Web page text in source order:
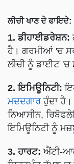
ਲੀਚੀ ਖਾਣ ਦੇ ਫਾਇਦੇ:
1. ਡੀਹਾਈਡਰੇਸ਼ਨ:
ਹੈ। ਗਰਮੀਆਂ 'ਚ
ਲੀਚੀ ਨੂੰ ਡਾਈਟ
2. ਇਮਿਊਨਿਟੀ:
ਮਦਦਗਾਰਹੁੰਦਾ ਹੈ।
ਨਿਆਸੀਨ,
ਇਮਿਊਨਿਟੀ ਨੂੰ
3. ਹਾਰਟ: ਐਂਟੀ-